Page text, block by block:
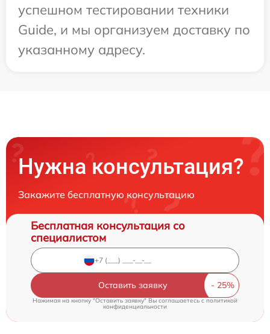
успешном тестировании техники
Guide, и мы организуем доставку по
указанному адресу.
Нужна консультация?
Закажите бесплатную консультацию
Бесплатная консультация со
специалистом
Оставить заявку
Нажимая на кнопку "Оставить заявку" Вы соглашаетесь cполитикой
конфиденциальности